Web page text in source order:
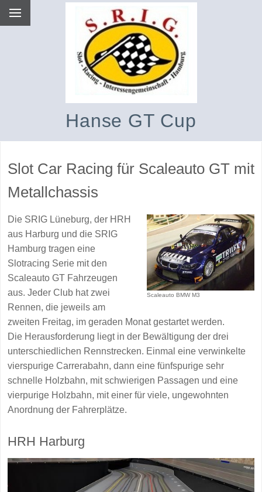
Hanse GT Cup
Slot Car Racing für Scaleauto GT mit
Metallchassis
Scaleauto BMW M3
Die SRIG Lüneburg, der HRH
aus Harburg und die SRIG
Hamburg tragen eine
Slotracing Serie mit den
Scaleauto GT Fahrzeugen
aus. Jeder Club hat zwei
Rennen, die jeweils am
zweiten Freitag, im geraden Monat gestartet werden.
Die Herausforderung liegt in der Bewältigung der drei
unterschiedlichen Rennstrecken. Einmal eine verwinkelte
vierspurige Carrerabahn, dann eine fünfspurige sehr
schnelle Holzbahn, mit schwierigen Passagen und eine
vierpurige Holzbahn, mit einer für viele, ungewohnten
Anordnung der Fahrerplätze.
HRH Harburg